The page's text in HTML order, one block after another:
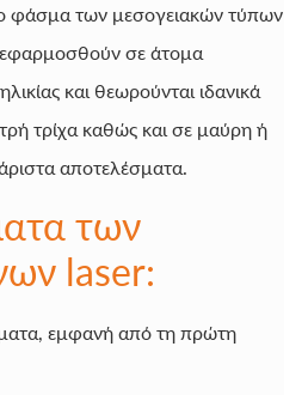
φάσμα των μεσογειακών τύπων
σε άτομα
και θεωρούνται ιδανικά
τρίχα καθώς και σε μαύρη ή
αποτελέσματα.
των
laser:
εμφανή από τη πρώτη